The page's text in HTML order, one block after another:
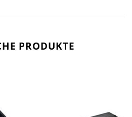
PRODUKTE